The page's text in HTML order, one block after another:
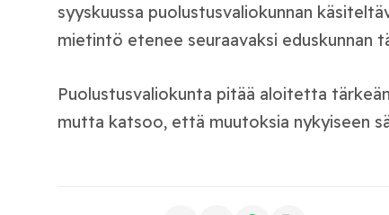
syyskuussa puolustusvaliokunnan
mietintö etenee seuraavaksi eduskunnan
Puolustusvaliokunta pitää aloitetta
mutta katsoo, että muutoksia nykyiseen